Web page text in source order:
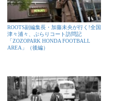
ROOTS副編集長・加藤未央が行く!全国
津々浦々、ぶらりコート訪問記
「ZOZOPARK HONDA FOOTBALL
AREA」（後編）